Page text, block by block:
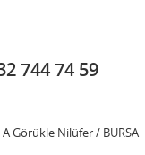
744 74 59
Görükle Nilüfer / BURSA